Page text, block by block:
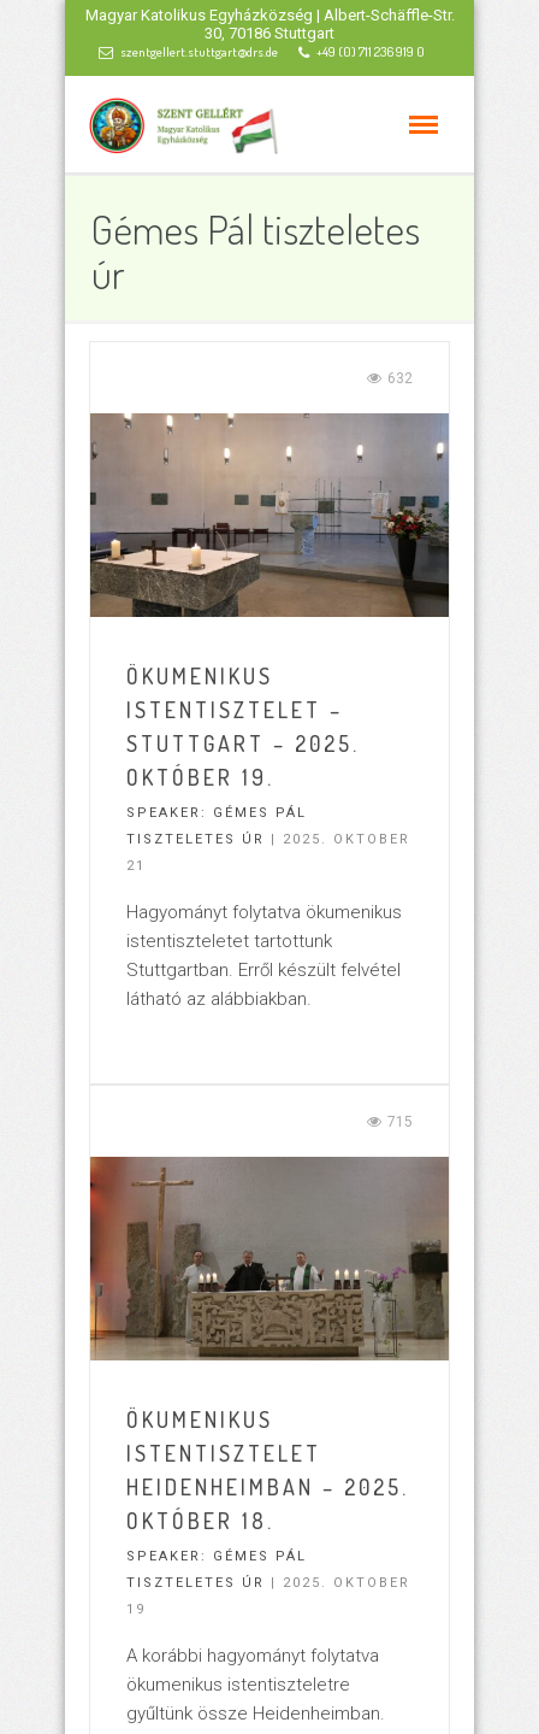
Magyar Katolikus Egyházközség | Albert-Schäffle-Str.
30, 70186 Stuttgart
szentgellert.stuttgart@drs.de +49 (0) 711 236 919 0
Gémes Pál tiszteletes
úr
632
ÖKUMENIKUS
ISTENTISZTELET –
STUTTGART – 2025.
OKTÓBER 19.
SPEAKER: GÉMES PÁL
TISZTELETES ÚR
| 2025. OKTOBER
21
Hagyományt folytatva ökumenikus
istentiszteletet tartottunk
Stuttgartban. Erről készült felvétel
látható az alábbiakban.
715
ÖKUMENIKUS
ISTENTISZTELET
HEIDENHEIMBAN – 2025.
OKTÓBER 18.
SPEAKER: GÉMES PÁL
TISZTELETES ÚR
| 2025. OKTOBER
19
A korábbi hagyományt folytatva
ökumenikus istentiszteletre
gyűltünk össze Heidenheimban.